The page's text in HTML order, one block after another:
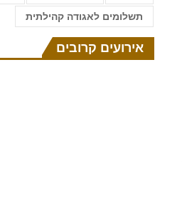
תשלומים לאגודה קהילתית
אירועים קרובים